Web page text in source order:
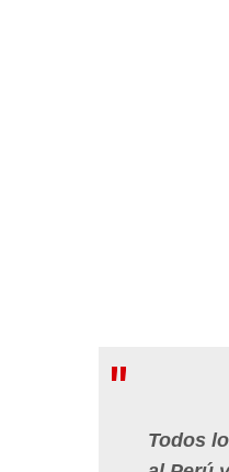
Todos